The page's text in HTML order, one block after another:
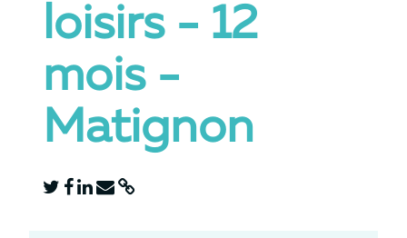
loisirs - 12
mois -
Matignon